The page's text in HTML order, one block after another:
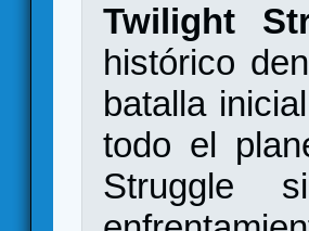
Twilight
histórico
batalla
todo el
Struggle